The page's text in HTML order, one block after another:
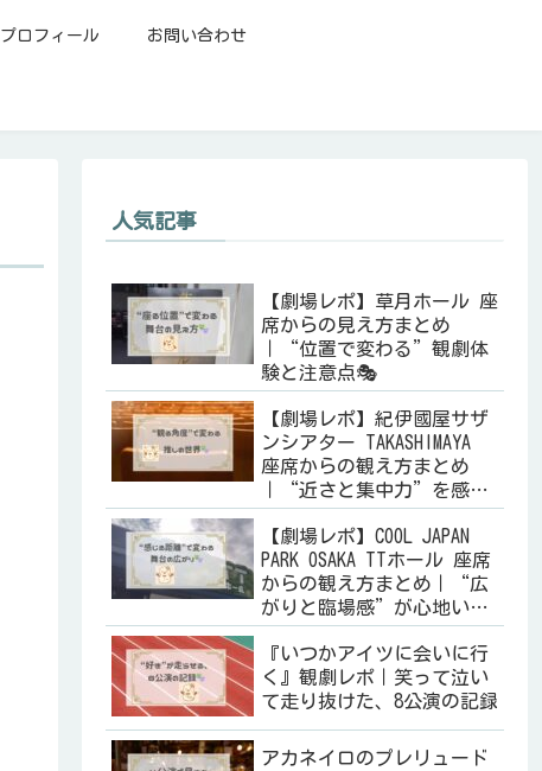
プロフィール お問い合わせ
人気記事
【劇場レポ】草月ホール 座
席からの見え方まとめ
｜“位置で変わる”観劇体
験と注意点🎭
【劇場レポ】紀伊國屋サザ
ンシアター TAKASHIMAYA
座席からの観え方まとめ
｜“近さと集中力”を感じ
る劇場🎭
【劇場レポ】COOL JAPAN
PARK OSAKA TTホール 座席
からの観え方まとめ｜“広
がりと臨場感”が心地いい
空間🎭
『いつかアイツに会いに行
く』観劇レポ｜笑って泣い
て走り抜けた、8公演の記録
アカネイロのプレリュード